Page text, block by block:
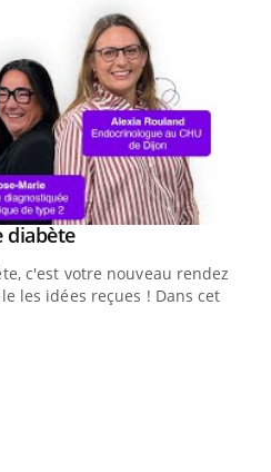
diabèteYoutube
c'est votre nouveau rendez-
les idées reçues ! Dans cet